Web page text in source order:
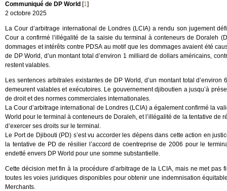
Communiqué de DP World [1]
2 octobre 2025
La Cour d’arbitrage international de Londres (LCIA) a rendu son jugement
Cour a confirmé l’illégalité de la saisie du terminal à conteneurs de Doraleh
dommages et intérêts contre PDSA au motif que les dommages avaient été
de DP World, d’un montant total d’environ 1 milliard de dollars américains,
restent valables.
Les sentences arbitrales existantes de DP World, d’un montant total
demeurent valables et exécutoires. Le gouvernement djiboutien a jusqu’à
de droit et des normes commerciales internationales.
La Cour d’arbitrage international de Londres (LCIA) a également confirmé la
World pour le terminal à conteneurs de Doraleh, et l’illégalité de la tentative de
d’exercer ses droits sur le terminal.
Le Port de Djibouti (PD) s’est vu accorder les dépens dans cette action en
la tentative de PD de résilier l’accord de coentreprise de 2006 pour le
endetté envers DP World pour une somme substantielle.
Cette décision met fin à la procédure d’arbitrage de la LCIA, mais ne met
toutes les voies juridiques disponibles pour obtenir une indemnisation
Merchants.